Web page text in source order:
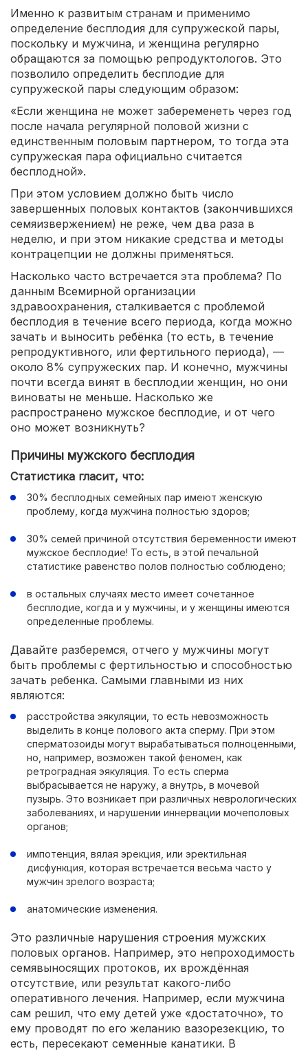
Именно к развитым странам и применимо
определение бесплодия для супружеской пары,
поскольку и мужчина, и женщина регулярно
обращаются за помощью репродуктологов. Это
позволило определить бесплодие для
супружеской пары следующим образом:
«Если женщина не может забеременеть через год
после начала регулярной половой жизни с
единственным половым партнером, то тогда эта
супружеская пара официально считается
бесплодной».
При этом условием должно быть число
завершенных половых контактов (закончившихся
семяизвержением) не реже, чем два раза в
неделю, и при этом никакие средства и методы
контрацепции не должны применяться.
Насколько часто встречается эта проблема? По
данным Всемирной организации
здравоохранения, сталкивается с проблемой
бесплодия в течение всего периода, когда можно
зачать и выносить ребёнка (то есть, в течение
репродуктивного, или фертильного периода), —
около 8% супружеских пар. И конечно, мужчины
почти всегда винят в бесплодии женщин, но они
виноваты не меньше. Насколько же
распространено мужское бесплодие, и от чего
оно может возникнуть?
Причины мужского бесплодия
Статистика гласит, что:
30% бесплодных семейных пар имеют женскую
проблему, когда мужчина полностью здоров;
30% семей причиной отсутствия беременности имеют
мужское бесплодие! То есть, в этой печальной
статистике равенство полов полностью соблюдено;
в остальных случаях место имеет сочетанное
бесплодие, когда и у мужчины, и у женщины имеются
определенные проблемы.
Давайте разберемся, отчего у мужчины могут
быть проблемы с фертильностью и способностью
зачать ребенка. Самыми главными из них
являются:
расстройства эякуляции, то есть невозможность
выделить в конце полового акта сперму. При этом
сперматозоиды могут вырабатываться полноценными,
но, например, возможен такой феномен, как
ретроградная эякуляция. То есть сперма
выбрасывается не наружу, а внутрь, в мочевой
пузырь. Это возникает при различных неврологических
заболеваниях, и нарушении иннервации мочеполовых
органов;
импотенция, вялая эрекция, или эректильная
дисфункция, которая встречается весьма часто у
мужчин зрелого возраста;
анатомические изменения.
Это различные нарушения строения мужских
половых органов. Например, это непроходимость
семявыносящих протоков, их врождённая
отсутствие, или результат какого-либо
оперативного лечения. Например, если мужчина
сам решил, что ему детей уже «достаточно», то
ему проводят по его желанию вазорезекцию, то
есть, пересекают семенные канатики. В